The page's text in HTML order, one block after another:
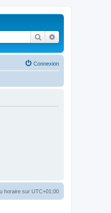
Rechercher
Connexion
horaire sur UTC+01:00